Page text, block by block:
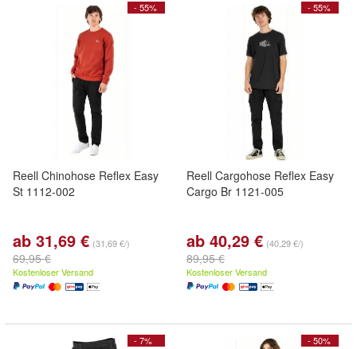
- 55%
Reell Chinohose Reflex Easy
St 1112-002
ab 31,69 € (31,69 €/)
69,95 €
Kostenloser Versand
- 55%
Reell Cargohose Reflex Easy
Cargo Br 1121-005
ab 40,29 € (40,29 €/)
89,95 €
Kostenloser Versand
- 7% - 50%